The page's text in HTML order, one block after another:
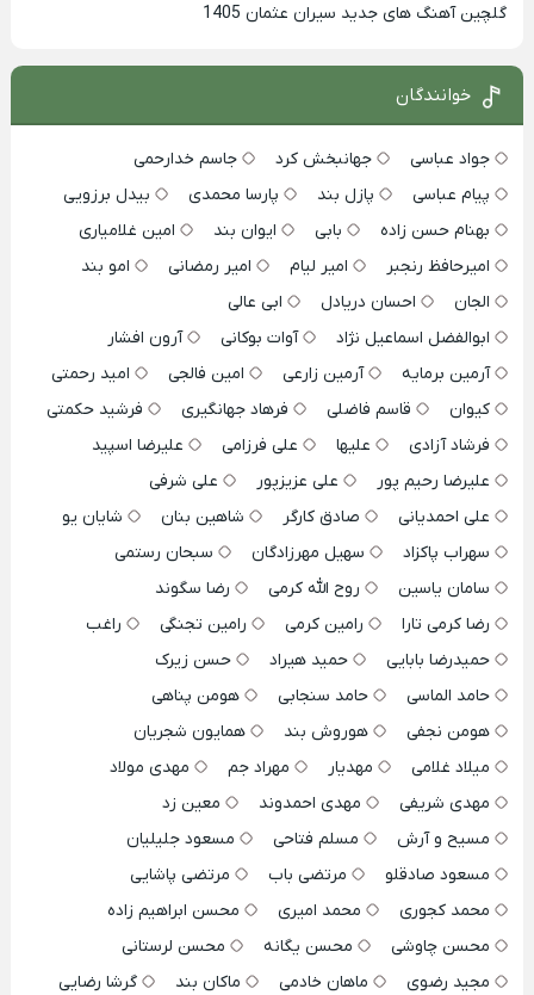
گلچین آهنگ های جدید سیران عثمان 1405
خوانندگان
جواد عباسی جهانبخش کرد
جاسم خدارحمی
پیام عباسی
پازل بند پارسا محمدی
بیدل برزویی
بهنام حسن زاده
بابی ایوان بند
امین غلامیاری
امیرحافظ رنجبر
امیر لیام امیر رمضانی
امو بند
الجان
احسان دریادل
ابی عالی
ابوالفضل اسماعیل نژاد
آوات بوکانی
آرون افشار
آرمین برمایه
آرمین زارعی امین فالجی
امید رحمتی
کیوان
قاسم فاضلی فرهاد جهانگیری
فرشید حکمتی
فرشاد آزادی
علیها علی فرزامی
علیرضا اسپید
علیرضا رحیم پور
علی عزیزپور
علی شرفی
علی احمدیانی
صادق کارگر شاهین بنان
شایان یو
سهراب پاکزاد
سهیل مهرزادگان
سبحان رستمی
سامان یاسین
روح الله کرمی
رضا سگوند
رضا کرمی تارا
رامین کرمی رامین تجنگی
راغب
حمیدرضا بابایی
حمید هیراد
حسن زیرک
حامد الماسی
حامد سنجابی
هومن پناهی
هومن نجفی
هوروش بند
همایون شجریان
میلاد غلامی
مهدیار مهراد جم
مهدی مولاد
مهدی شریفی
مهدی احمدوند
معین زد
مسیح و آرش
مسلم فتاحی
مسعود جلیلیان
مسعود صادقلو
مرتضی باب
مرتضی پاشایی
محمد کجوری
محمد امیری
محسن ابراهیم زاده
محسن چاوشی
محسن یگانه
محسن لرستانی
مجید رضوی
ماهان خادمی ماکان بند
گرشا رضایی